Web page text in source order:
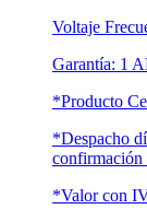
Voltaje
Garantía: 1
*Producto
*Despacho
confirmación
*Valor con